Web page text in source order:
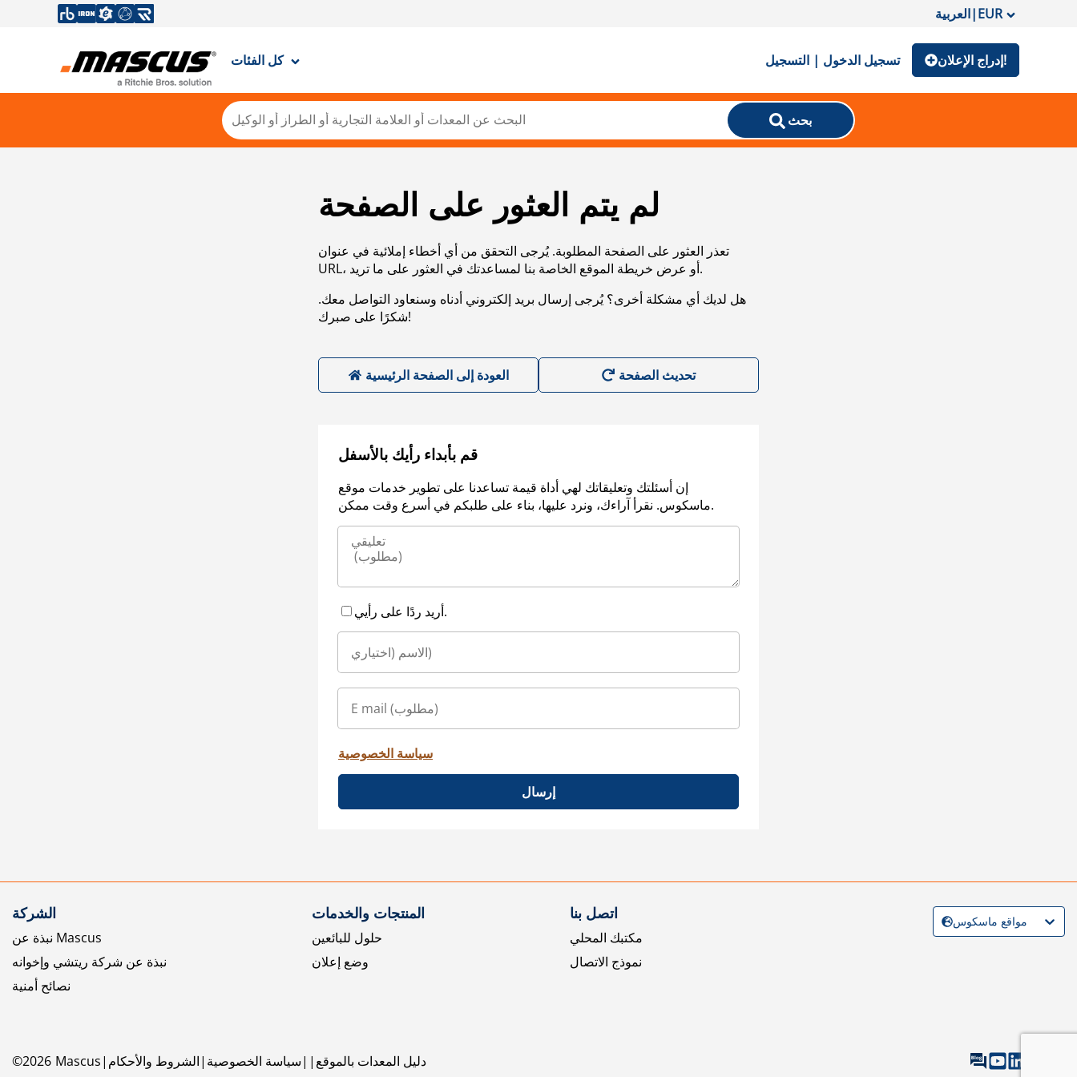
العربية|EUR
كل الفئات تسجيل الدخول | التسجيل إدراج الإعلان!
بحث
لم يتم العثور على الصفحة
تعذر العثور على الصفحة المطلوبة. يُرجى التحقق من أي أخطاء إملائية في عنوان
URL، أو عرض خريطة الموقع الخاصة بنا لمساعدتك في العثور على ما تريد.
هل لديك أي مشكلة أخرى؟ يُرجى إرسال بريد إلكتروني أدناه وسنعاود التواصل معك.
شكرًا على صبرك!
العودة إلى الصفحة الرئيسية
قم بأبداء رأيك بالأسفل
إن أسئلتك وتعليقاتك لهي أداة قيمة تساعدنا على تطوير خدمات موقع
ماسكوس. نقرأ آراءك، ونرد عليها، بناء على طلبكم في أسرع وقت ممكن.
أريد ردًا على رأيي.
سياسة الخصوصية
إرسال
الشركة
نبذة عن Mascus
نبذة عن شركة ريتشي وإخوانه
نصائح أمنية
المنتجات والخدمات
حلول للبائعين
وضع إعلان
اتصل بنا
مكتبك المحلي
نموذج الاتصال
©2026 Mascus الشروط والأحكام سياسة الخصوصية دليل المعدات بالموقع
مواقع ماسكوس